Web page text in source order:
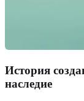
История
наследие